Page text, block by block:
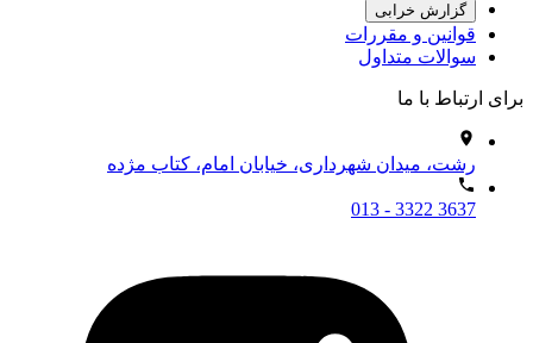
گزارش خرابی
قوانین و مقررات
سوالات متداول
برای ارتباط با ما
رشت، میدان شهرداری، خیابان امام، کتاب مژده
013 - 3322 3637